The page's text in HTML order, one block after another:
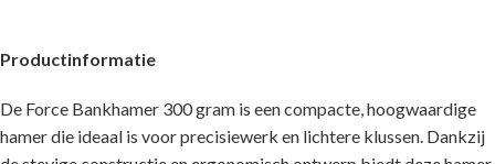
Productinformatie
De Force Bankhamer 300 gram is een compacte, hoogwaardige
hamer die ideaal is voor precisiewerk en lichtere klussen. Dankzij